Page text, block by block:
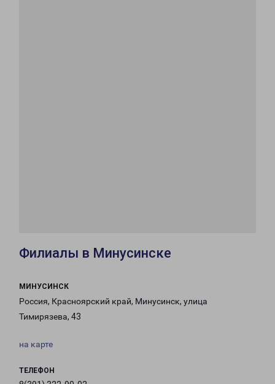
Филиалы в Минусинске
МИНУСИНСК
Россия, Красноярский край, Минусинск, улица
Тимирязева, 43
на карте
ТЕЛЕФОН